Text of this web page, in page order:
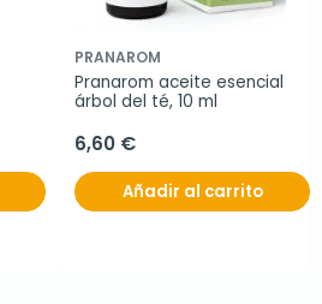
PRANAROM
Pranarom aceite esencial
árbol del té, 10 ml
6,60 €
Añadir al carrito